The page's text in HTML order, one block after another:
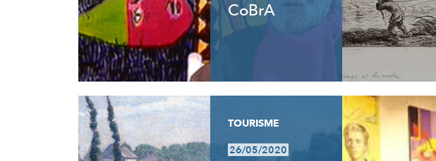
CoBrA
TOURISME
26/05/2020